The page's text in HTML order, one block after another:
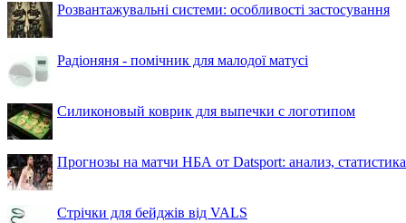
Розвантажувальні системи: особливості застосування
Радіоняня - помічник для малодої матусі
Силиконовый коврик для выпечки с логотипом
Прогнозы на матчи НБА от Datsport: анализ,
Стрічки для бейджів від VALS